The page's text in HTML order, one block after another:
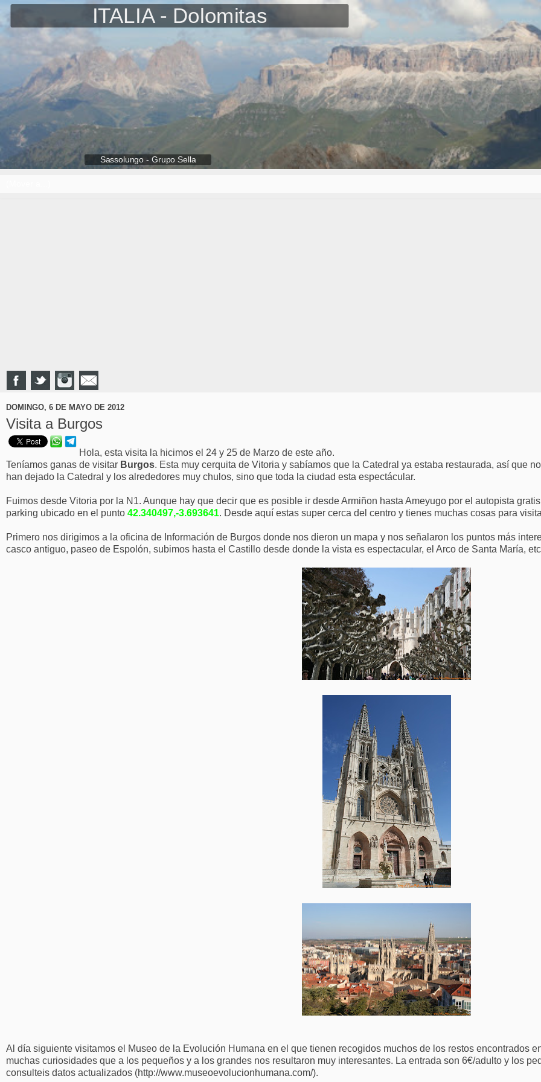
ITALIA - Dolomitas
Sassolungo - Grupo Sella
DOMINGO, 6 DE MAYO DE 2012
Visita a Burgos
Hola, esta visita la hicimos el 24 y 25 de Marzo de este año.
Teníamos ganas de visitar Burgos. Esta muy cerquita de Vitoria y sabíamos que la Catedral ya estaba restaurada, así que
han dejado la Catedral y los alrededores muy chulos, sino que toda la ciudad esta espectácular.
Fuimos desde Vitoria por la N1. Aunque hay que decir que es posible ir desde Armiñon hasta Ameyugo por el autopista
parking ubicado en el punto 42.340497,-3.693641. Desde aquí estas super cerca del centro y tienes muchas cosas para
Primero nos dirigimos a la oficina de Información de Burgos donde nos dieron un mapa y nos señalaron los puntos más
casco antiguo, paseo de Espolón, subimos hasta el Castillo desde donde la vista es espectacular, el Arco de Santa María,
Al día siguiente visitamos el Museo de la Evolución Humana en el que tienen recogidos muchos de los restos encontrados
muchas curiosidades que a los pequeños y a los grandes nos resultaron muy interesantes. La entrada son 6€/adulto y los
consulteis datos actualizados (http://www.museoevolucionhumana.com/).